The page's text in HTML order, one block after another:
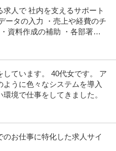
種】メーカー＞アパレル・ファッシ
る
提供：ビズリーチ
】不動産＞デベロッパー ※会員属性
る
提供：ビズリーチ
ても年収維持／年間休日120
人で 社内を支えるサポート
ータの入力 ・売上や経費のチ
資料作成の補助 ・各部署の
ています。 40代女です。 ア
うに色々なシステムを導入
境で仕事をしてきました。
お仕事に特化した求人サイ